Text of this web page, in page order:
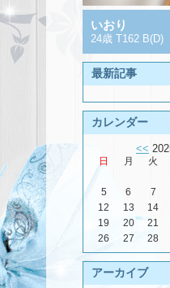
いおり
24歳 T162 B(D)
最新記事
カレンダー
<<
日 月 火
5
6 7
12
13 14
19
20 21
26
27 28
アーカイブ